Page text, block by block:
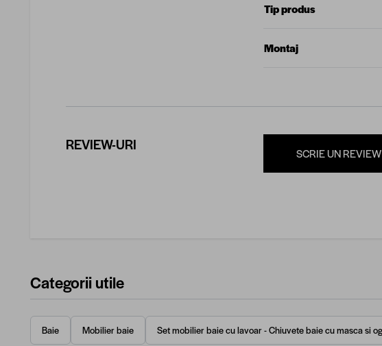
Tip produs
Montaj
REVIEW-URI SCRIE UN REVIEW
Categorii utile
Baie Mobilier baie Set mobilier baie cu lavoar - Chiuvete baie cu masca si